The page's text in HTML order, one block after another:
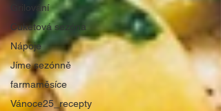
Grilování
Cuketová sezóna
Nápoje
Jíme sezónně
farmaměsíce
Vánoce25_recepty